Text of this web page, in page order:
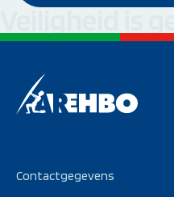
Veiligheid is
Contactgegevens